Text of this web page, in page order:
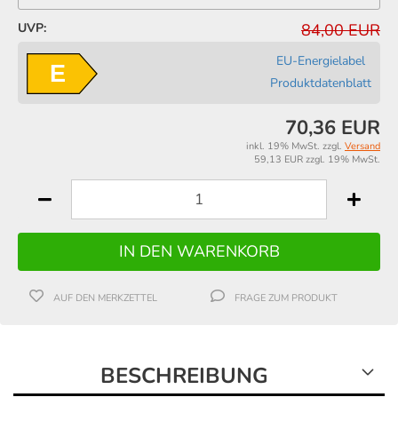
UVP: 84,00 EUR
E
EU-Energielabel
Produktdatenblatt
70,36 EUR
inkl. 19% MwSt. zzgl. Versand
59,13 EUR zzgl. 19% MwSt.
AUF DEN MERKZETTEL FRAGE ZUM PRODUKT
BESCHREIBUNG